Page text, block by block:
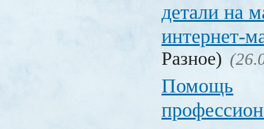
детали на
интернет-
Разное)
Помощь